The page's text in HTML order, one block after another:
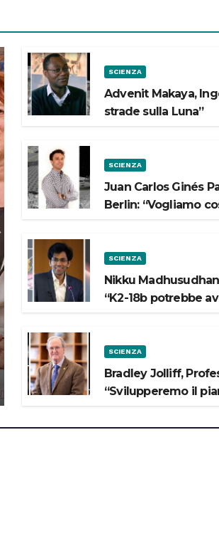
SCIENZA
Advenit Makaya,
strade sulla Luna”
SCIENZA
Juan Carlos Ginés
Berlin: “Vogliamo
SCIENZA
Nikku
“K2-18b potrebbe
SCIENZA
Bradley Jolliff,
“Svilupperemo il